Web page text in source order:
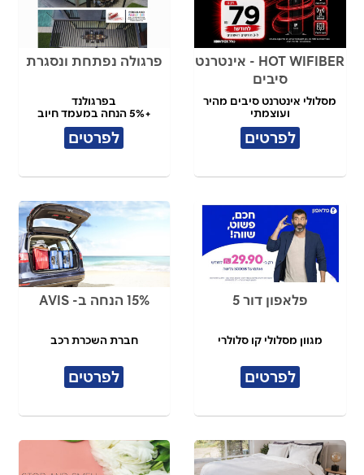
HOT WIFIBER - אינטרנט
סיבים
מסלולי אינטרנט סיבים מהיר
ועוצמתי
לפרטים
פרגולה נפתחת ונסגרת
בפרגולנד
+5% הנחה במעמד חיוב
לפרטים
פלאפון דור 5
מגוון מסלולי קו סלולרי
לפרטים
15% הנחה ב- AVIS
חברת השכרת רכב
לפרטים